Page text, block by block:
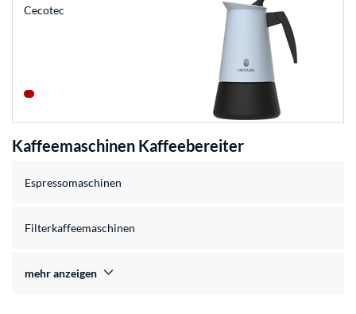
Cecotec
Kaffeemaschinen Kaffeebereiter
Espressomaschinen
Filterkaffeemaschinen
mehr anzeigen